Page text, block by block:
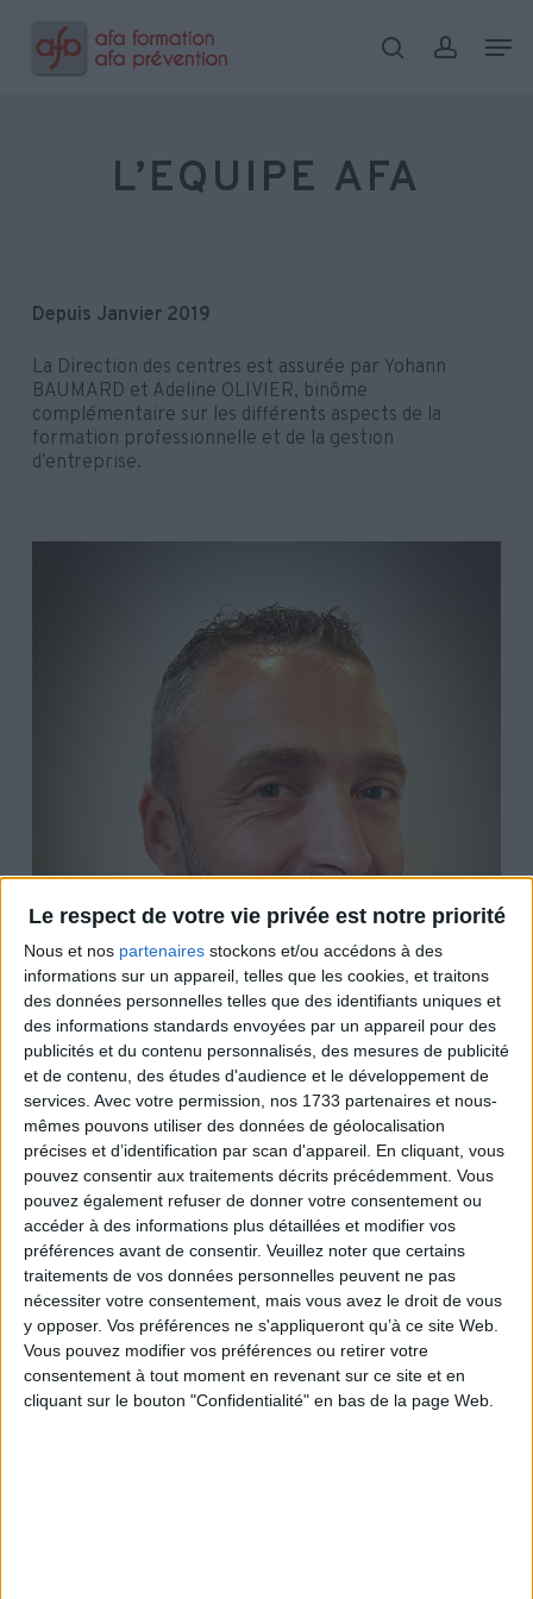
Le respect de votre vie privée est notre priorité
Nous et nos partenaires stockons et/ou accédons à des
informations sur un appareil, telles que les cookies, et traitons
des données personnelles telles que des identifiants uniques et
des informations standards envoyées par un appareil pour des
publicités et du contenu personnalisés, des mesures de publicité
et de contenu, des études d'audience et le développement de
services. Avec votre permission, nos 1733 partenaires et nous-
mêmes pouvons utiliser des données de géolocalisation
précises et d’identification par scan d'appareil. En cliquant, vous
pouvez consentir aux traitements décrits précédemment. Vous
pouvez également refuser de donner votre consentement ou
accéder à des informations plus détaillées et modifier vos
préférences avant de consentir. Veuillez noter que certains
traitements de vos données personnelles peuvent ne pas
nécessiter votre consentement, mais vous avez le droit de vous
y opposer. Vos préférences ne s'appliqueront qu’à ce site Web.
Vous pouvez modifier vos préférences ou retirer votre
consentement à tout moment en revenant sur ce site et en
cliquant sur le bouton "Confidentialité" en bas de la page Web.
main
content
searchaccount
L’EQUIPE AFA
Depuis Janvier 2019
La Direction des centres est assurée par Yohann
BAUMARD et Adeline OLIVIER, binôme
complémentaire sur les différents aspects de la
formation professionnelle et de la gestion
d’entreprise.
Yohann BAUMARD
Directeur et Gérant